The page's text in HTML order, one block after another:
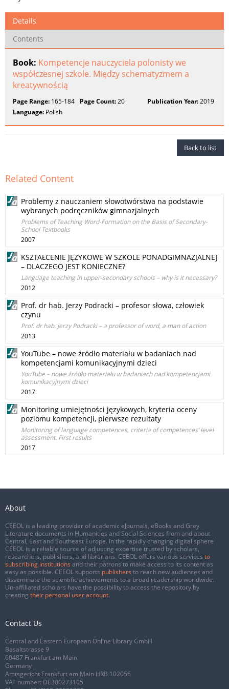
Details
Contents
Book: Kompetencje nauczyciela polonisty we
współczesnej szkole. Między schematyzmem a
kreatywnością
Page Range: 165-184 Page Count:20 Publication Year:2019
Language: Polish
Back to list
Related Content
Problemy z nauczaniem słowotwórstwa na podstawie
wybranych podręczników gimnazjalnych
Problems of Teaching Word-Formation on the Basis of Secondary-
School Textbooks
2007
KSZTAŁCENIE JĘZYKOWE W SZKOLE PONADGIMNAZJALNEJ
– DLACZEGO JEST KONIECZNE?
Language teaching in upper-secondary schools – why is it necessary?
2012
Prof. dr hab. Jerzy Podracki – profesor słowa, człowiek
czynu
Prof. dr hab. Jerzy Podracki – a professor of word, a man of action
2013
YouTube – nowe źródło materiału w badaniach nad
kompetencjami komunikacyjnymi dzieci
YouTube – nowe źródło materiału w badaniach nad kompetencjami
komunikacyjnymi dzieci
2017
Monitoring umiejętności językowych, kryteria oceny
poziomu kompetencji, pierwsze rezultaty
Monitoring of language competences, criteria of competences’ level
assessment. First results
2017
About
CEEOL is a leading provider of academic eJournals, eBooks and Grey
Literature documents in Humanities and Social Sciences from and about
Central, East and Southeast Europe. In the rapidly changing digital sphere
CEEOL is a reliable source of adjusting expertise trusted by scholars,
researchers, publishers, and librarians. CEEOL offers various services to
subscribing institutions and their patrons to make access to its content as
easy as possible. CEEOL supports publishers to reach new audiences and
disseminate the scientific achievements to a broad readership worldwide.
Un-affiliated scholars have the possibility to access the repository by
creating their personal user account.
Contact Us
Central and Eastern European Online Library GmbH
Basaltstrasse 9
60487 Frankfurt am Main
Germany
Amtsgericht Frankfurt am Main HRB 102056
VAT number: DE300273105